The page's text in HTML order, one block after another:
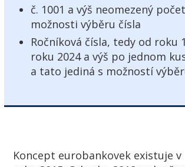
č. 1001 a výš neomezený
možnosti výběru čísla
Ročníková čísla, tedy od roku
roku 2024 a výš po jednom
a tato jediná s možností
Koncept eurobankovek existuje v